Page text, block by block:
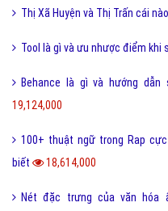
Thị Xã Huyện và Thị Trấn cái
Tool là gì và ưu nhược điểm khi
Behance là gì và hướng dẫn
19,124,000
100+ thuật ngữ trong Rap
biết
18,614,000
Nét đặc trưng của văn hóa